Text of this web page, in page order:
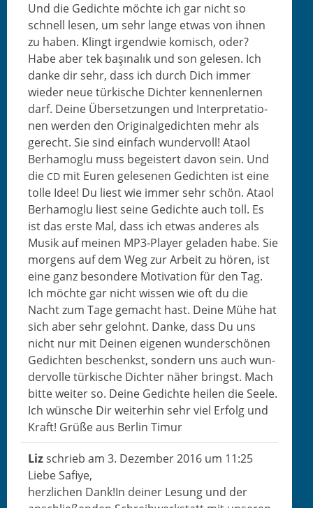
Und die Gedichte möchte ich gar nicht so
schnell lesen, um sehr lange etwas von ihnen
zu haben. Klingt irgend­wie komisch, oder?
Habe aber tek başı­nalık und son gele­sen. Ich
danke dir sehr, dass ich durch Dich immer
wieder neue türkische Dichter ken­nen­ler­nen
darf. Deine Über­set­zun­gen und Inter­pre­ta­tio­
nen wer­den den Orig­i­nalgedicht­en mehr als
gerecht. Sie sind ein­fach wun­der­voll! Ataol
Berhamoglu muss begeis­tert davon sein. Und
die CD mit Euren gele­se­nen Gedicht­en ist eine
tolle Idee! Du liest wie immer sehr schön. Ataol
Berhamoglu liest seine Gedichte auch toll. Es
ist das erste Mal, dass ich etwas anderes als
Musik auf meinen MP3-Play­er geladen habe. Sie
mor­gens auf dem Weg zur Arbeit zu hören, ist
eine ganz beson­dere Moti­va­tion für den Tag.
Ich möchte gar nicht wis­sen wie oft du die
Nacht zum Tage gemacht hast. Deine Mühe hat
sich aber sehr gelohnt. Danke, dass Du uns
nicht nur mit Deinen eige­nen wun­der­schö­nen
Gedicht­en beschenkst, son­dern uns auch wun­
der­volle türkische Dichter näher bringst. Mach
bitte weit­er so. Deine Gedichte heilen die Seele.
Ich wün­sche Dir weit­er­hin sehr viel Erfolg und
Kraft! Grüße aus Berlin Timur
Lizschrieb am 3. Dezem­ber 2016 um 11:25
Liebe Safiye,
her­zlichen Dank!In dein­er Lesung und der